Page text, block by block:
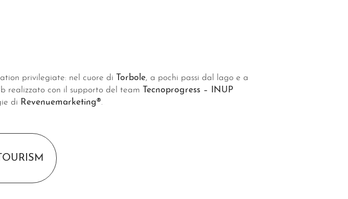
privilegiate: nel cuore di Torbole, a pochi passi dal lago e a
realizzato con il supporto del team
Tecnoprogress – INUP
di Revenuemarketing®.